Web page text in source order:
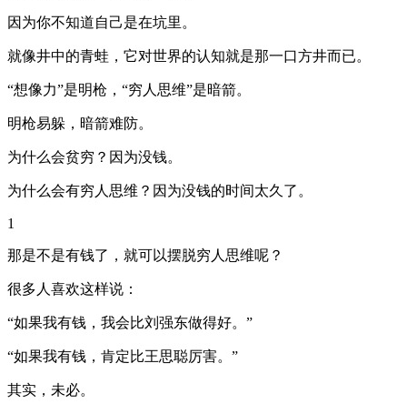
因为你不知道自己是在坑里。
就像井中的青蛙，它对世界的认知就是那一口方井而已。
“想像力”是明枪，“穷人思维”是暗箭。
明枪易躲，暗箭难防。
为什么会贫穷？因为没钱。
为什么会有穷人思维？因为没钱的时间太久了。
1
那是不是有钱了，就可以摆脱穷人思维呢？
很多人喜欢这样说：
“如果我有钱，我会比刘强东做得好。”
“如果我有钱，肯定比王思聪厉害。”
其实，未必。